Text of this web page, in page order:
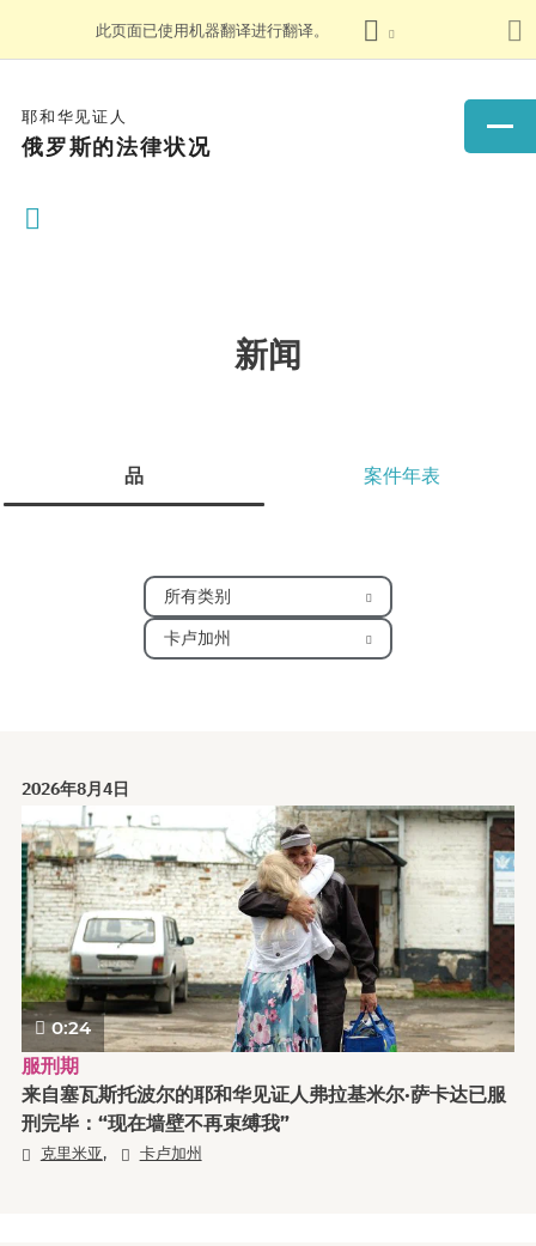
此页面已使用机器翻译进行翻译。
耶和华见证人
俄罗斯的法律状况
新闻
品 案件年表
所有类别
卡卢加州
2026年8月4日
0:24
服刑期
来自塞瓦斯托波尔的耶和华见证人弗拉基米尔·萨卡达已服
刑完毕：“现在墙壁不再束缚我”
克里米亚, 卡卢加州